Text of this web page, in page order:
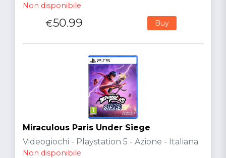
Non disponibile
€50.99 Buy
Miraculous Paris Under Siege
Videogiochi - Playstation 5 - Azione - Italiana
Non disponibile